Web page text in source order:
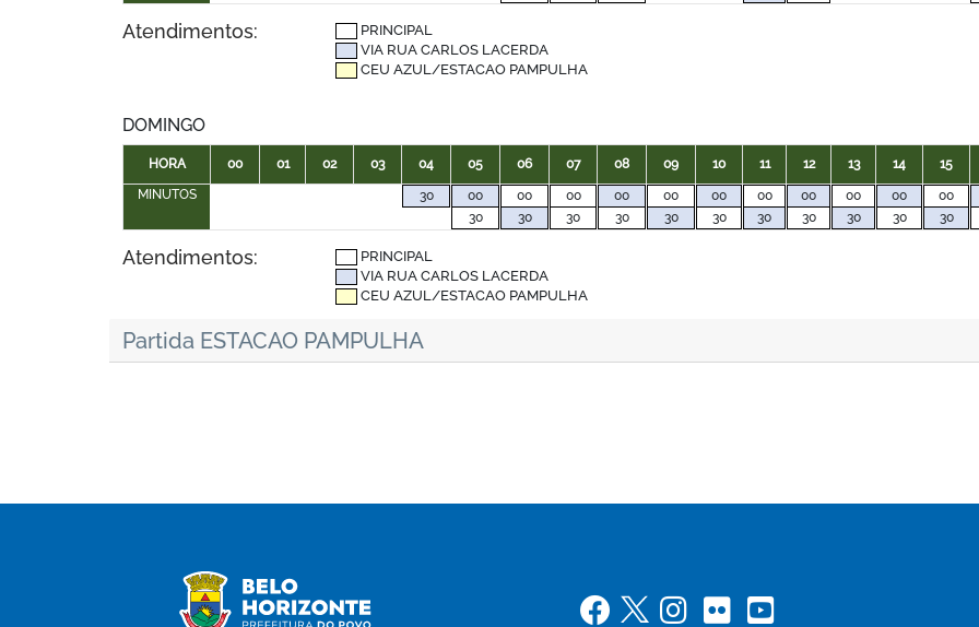
Atendimentos:
PRINCIPAL
VIA RUA CARLOS LACERDA
CEU AZUL/ESTACAO PAMPULHA
DOMINGO
HORA 00 01 02 03 04 05 06 07 08 09 10 11 12 13 14 15
MINUTOS
30
00
30
00
30
00
30
00
30
00
30
00
30
00
30
00
30
00
30
00
30
00
30
Atendimentos:
PRINCIPAL
VIA RUA CARLOS LACERDA
CEU AZUL/ESTACAO PAMPULHA
Partida ESTACAO PAMPULHA